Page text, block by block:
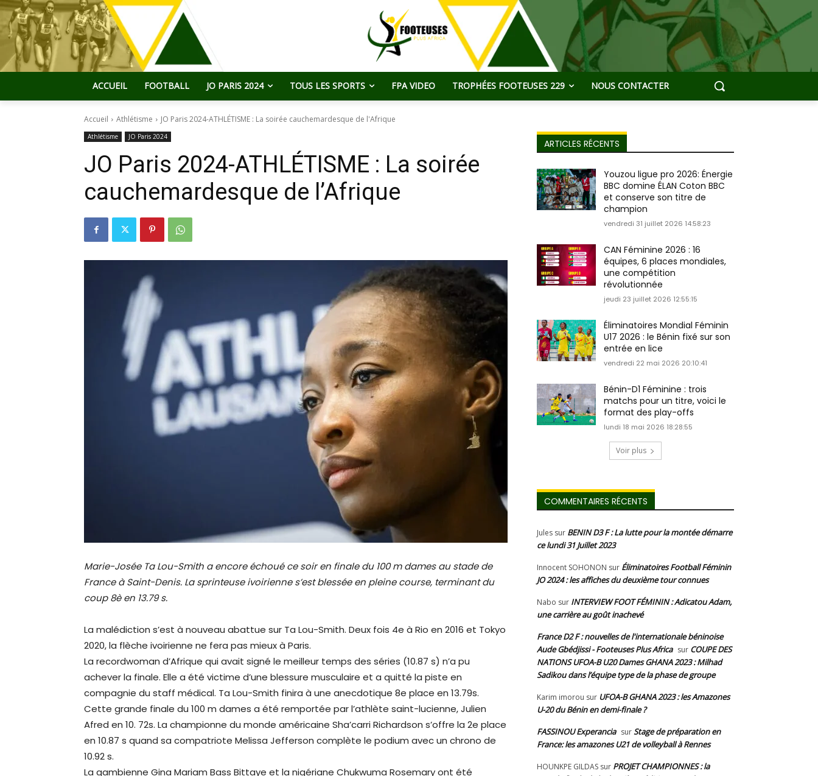
ACCUEIL FOOTBALL JO PARIS 2024 TOUS LES SPORTS FPA VIDEO TROPHÉES FOOTEUSES 229 NOUS CONTACTER
Accueil Athlétisme JO Paris 2024-ATHLÉTISME : La soirée cauchemardesque de l'Afrique
Athlétisme JO Paris 2024
JO Paris 2024-ATHLÉTISME : La soirée
cauchemardesque de l’Afrique
Marie-Josée Ta Lou-Smith a encore échoué ce soir en finale du 100 m dames au stade de
France à Saint-Denis. La sprinteuse ivoirienne s’est blessée en pleine course, terminant du
coup 8è en 13.79 s.
La malédiction s’est à nouveau abattue sur Ta Lou-Smith. Deux fois 4e à Rio en 2016 et Tokyo
2020, la flèche ivoirienne ne fera pas mieux à Paris.
La recordwoman d’Afrique qui avait signé le meilleur temps des séries (10.87 s) n’a pu
achever la finale. Elle a été victime d’une blessure musculaire et a quitté la piste en
compagnie du staff médical. Ta Lou-Smith finira à une anecdotique 8e place en 13.79s.
Cette grande finale du 100 m dames a été remportée par l’athlète saint-lucienne, Julien
Afred en 10. 72s. La championne du monde américaine Sha’carri Richardson s’offre la 2e place
en 10.87 s quand sa compatriote Melissa Jefferson complète le podium avec un chrono de
10.92 s.
La gambienne Gina Mariam Bass Bittaye et la nigériane Chukwuma Rosemary ont été
ARTICLES RÉCENTS
Youzou ligue pro 2026: Énergie
BBC domine ÉLAN Coton BBC
et conserve son titre de
champion
vendredi 31 juillet 2026 14:58:23
CAN Féminine 2026 : 16
équipes, 6 places mondiales,
une compétition
révolutionnée
jeudi 23 juillet 2026 12:55:15
Éliminatoires Mondial Féminin
U17 2026 : le Bénin fixé sur son
entrée en lice
vendredi 22 mai 2026 20:10:41
Bénin-D1 Féminine : trois
matchs pour un titre, voici le
format des play-offs
lundi 18 mai 2026 18:28:55
Voir plus
COMMENTAIRES RÉCENTS
Jules sur BENIN D3 F : La lutte pour la montée démarre
ce lundi 31 Juillet 2023
Innocent SOHONON sur Éliminatoires Football Féminin
JO 2024 : les affiches du deuxième tour connues
Nabo sur INTERVIEW FOOT FÉMININ : Adicatou Adam,
une carrière au goût inachevé
France D2 F : nouvelles de l'internationale béninoise
Aude Gbédjissi - Footeuses Plus Africa sur COUPE DES
NATIONS UFOA-B U20 Dames GHANA 2023 : Milhad
Sadikou dans l’équipe type de la phase de groupe
Karim imorou sur UFOA-B GHANA 2023 : les Amazones
U-20 du Bénin en demi-finale ?
FASSINOU Experancia surStage de préparation en
France: les amazones U21 de volleyball à Rennes
HOUNKPE GILDAS sur PROJET CHAMPIONNES : la